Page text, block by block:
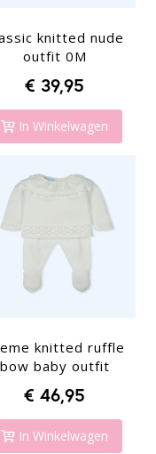
knitted nude
outfit 0M
€ 39,95
In Winkelwagen
knitted ruffle
bow baby outfit
€ 46,95
In Winkelwagen